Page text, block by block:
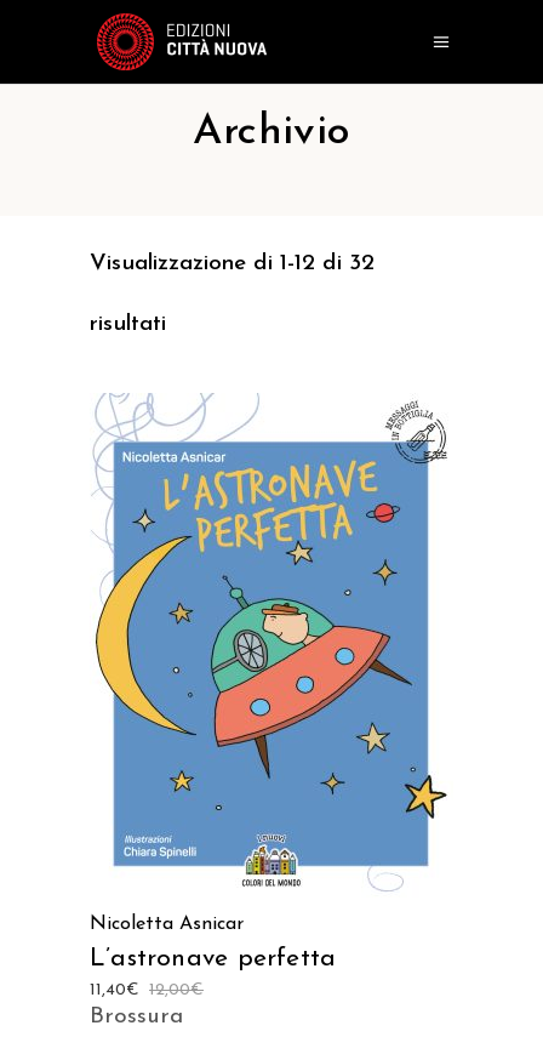
Archivio
Visualizzazione di 1-12 di 32
risultati
AGGIUNGI AL CARRELLO
Nicoletta Asnicar
L’astronave perfetta
12,00€
11,40€
Brossura